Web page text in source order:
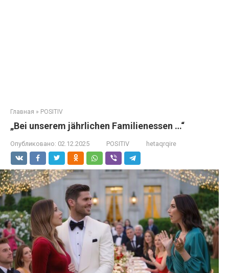
Главная » POSITIV
„Bei unserem jährlichen Familienessen …“
Опубликовано: 02.12.2025 POSITIV hetaqrqire